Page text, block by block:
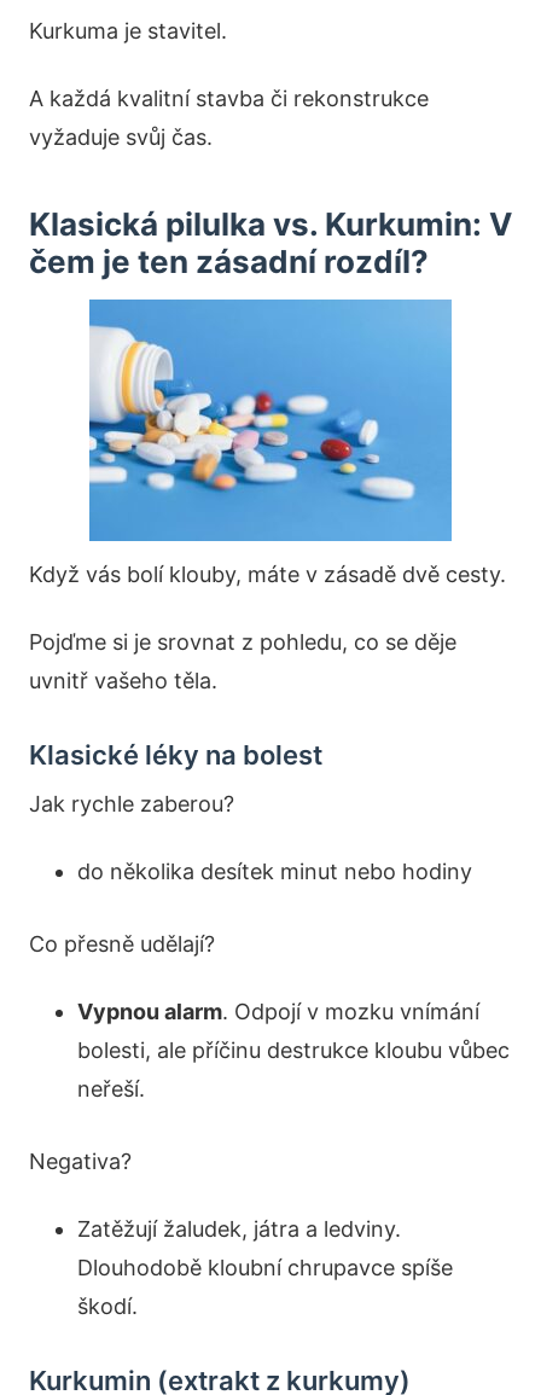
Kurkuma je stavitel.
A každá kvalitní stavba či rekonstrukce
vyžaduje svůj čas.
Klasická pilulka vs. Kurkumin: V
čem je ten zásadní rozdíl?
Když vás bolí klouby, máte v zásadě dvě cesty.
Pojďme si je srovnat z pohledu, co se děje
uvnitř vašeho těla.
Klasické léky na bolest
Jak rychle zaberou?
do několika desítek minut nebo hodiny
Co přesně udělají?
Vypnou alarm. Odpojí v mozku vnímání
bolesti, ale příčinu destrukce kloubu vůbec
neřeší.
Negativa?
Zatěžují žaludek, játra a ledviny.
Dlouhodobě kloubní chrupavce spíše
škodí.
Kurkumin (extrakt z kurkumy)